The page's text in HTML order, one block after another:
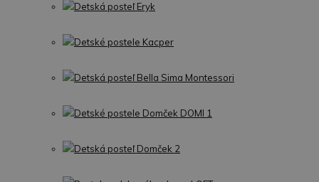
Detská posteľ Eryk
Detské postele Kacper
Detská posteľ Bella Sima Montessori
Detské postele Domček DOMI 1
Detská posteľ Domček 2